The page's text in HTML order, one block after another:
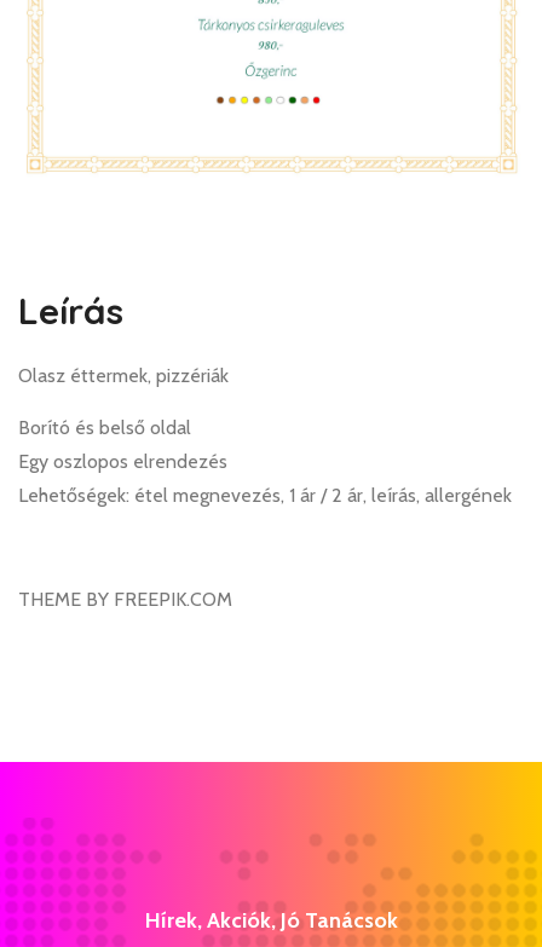
Leírás
Olasz éttermek, pizzériák
Borító és belső oldal
Egy oszlopos elrendezés
Lehetőségek: étel megnevezés, 1 ár / 2 ár, leírás, allergének
THEME BY FREEPIK.COM
Hírek, Akciók, Jó Tanácsok